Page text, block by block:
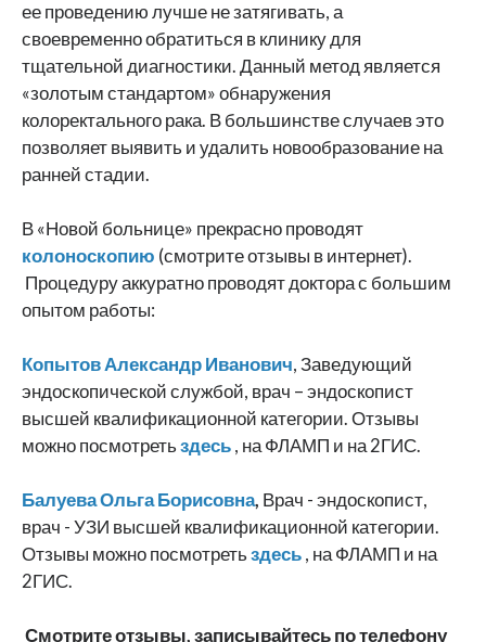
ее проведению лучше не затягивать, а
своевременно обратиться в клинику для
тщательной диагностики. Данный метод является
«золотым стандартом» обнаружения
колоректального рака. В большинстве случаев это
позволяет выявить и удалить новообразование на
ранней стадии.
В «Новой больнице» прекрасно проводят
колоноскопию (смотрите отзывы в интернет).
Процедуру аккуратно проводят доктора с большим
опытом работы:
Копытов Александр Иванович, Заведующий
эндоскопической службой, врач – эндоскопист
высшей квалификационной категории. Отзывы
можно посмотреть здесь , на ФЛАМП и на 2ГИС.
Балуева Ольга Борисовна, Врач - эндоскопист,
врач - УЗИ высшей квалификационной категории.
Отзывы можно посмотреть здесь , на ФЛАМП и на
2ГИС.
Смотрите отзывы, записывайтесь по телефону